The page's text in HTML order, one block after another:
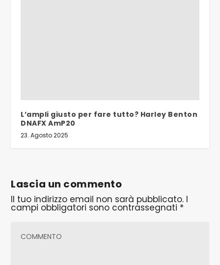
L’ampli giusto per fare tutto? Harley Benton
DNAFX AmP20
23. Agosto 2025
Lascia un commento
Il tuo indirizzo email non sarà pubblicato. I
campi obbligatori sono contrassegnati *